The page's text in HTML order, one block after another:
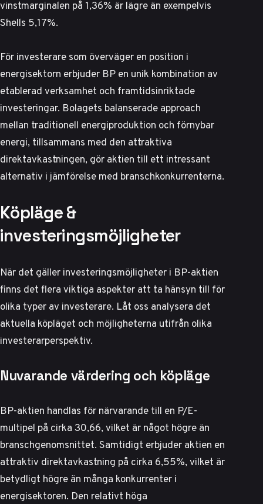
vinstmarginalen på 1,36% är lägre än exempelvis
Shells 5,17%.
För investerare som överväger en position i
energisektorn erbjuder BP en unik kombination av
etablerad verksamhet och framtidsinriktade
investeringar. Bolagets balanserade approach
mellan traditionell energiproduktion och förnybar
energi, tillsammans med den attraktiva
direktavkastningen, gör aktien till ett intressant
alternativ i jämförelse med branschkonkurrenterna.
Köpläge &
investeringsmöjligheter
När det gäller investeringsmöjligheter i BP-aktien
finns det flera viktiga aspekter att ta hänsyn till för
olika typer av investerare. Låt oss analysera det
aktuella köpläget och möjligheterna utifrån olika
investerarperspektiv.
Nuvarande värdering och köpläge
BP-aktien handlas för närvarande till en P/E-
multipel på cirka 30,66, vilket är något högre än
branschgenomsnittet. Samtidigt erbjuder aktien en
attraktiv direktavkastning på cirka 6,55%, vilket är
betydligt högre än många konkurrenter i
energisektoren. Den relativt höga